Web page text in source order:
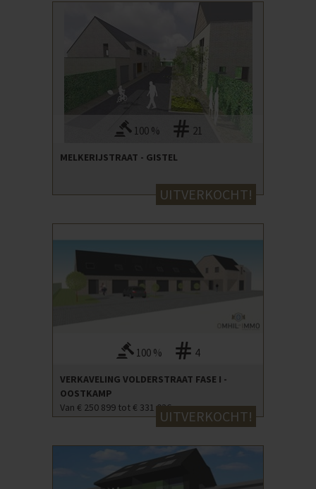
100 % 21
MELKERIJSTRAAT - GISTEL
UITVERKOCHT!
100 % 4
VERKAVELING VOLDERSTRAAT FASE I -
OOSTKAMP
Van € 250 899 tot € 331 036UITVERKOCHT!